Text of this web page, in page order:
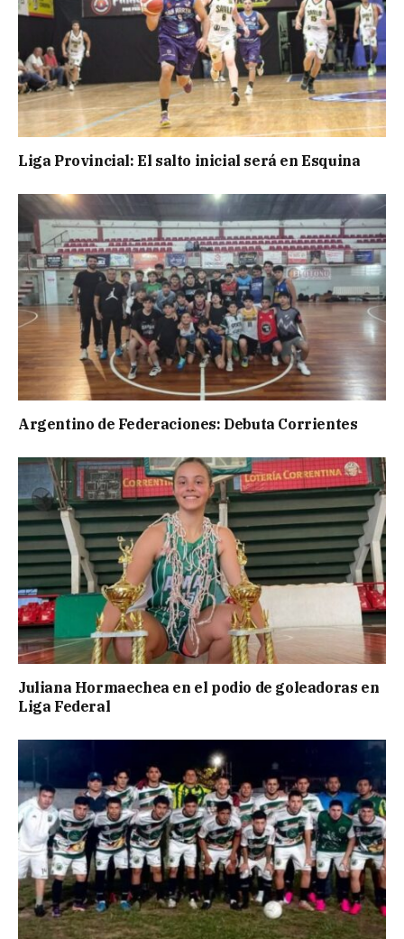
Liga Provincial: El salto inicial será en Esquina
Argentino de Federaciones: Debuta Corrientes
Juliana Hormaechea en el podio de goleadoras en
Liga Federal